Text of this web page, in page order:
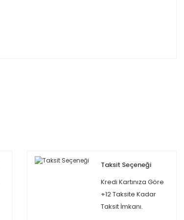
Taksit Seçeneği
Kredi Kartınıza Göre
+12 Taksite Kadar
Taksit İmkanı.